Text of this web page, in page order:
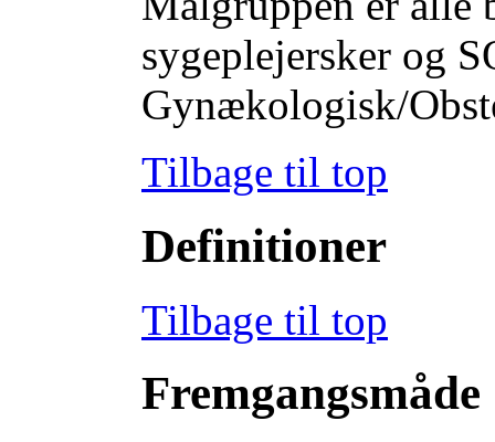
sygeplejersker og
Gynækologisk/
Tilbage til top
Definitioner
Tilbage til top
Fremgangsmåde